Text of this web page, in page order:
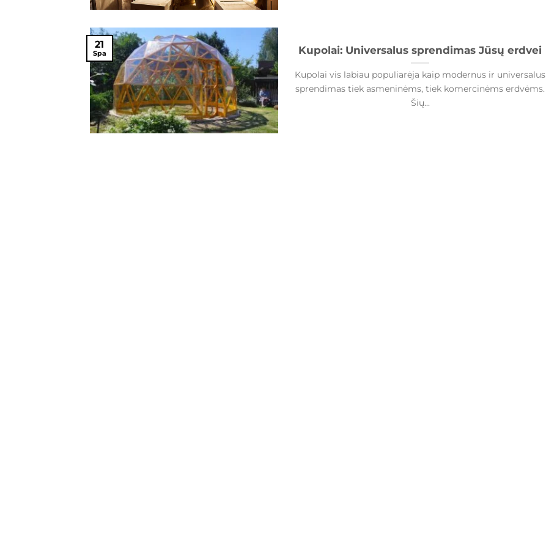
Kupolai: Universalus sprendimas Jūsų erdvei
Kupolai vis labiau populiarėja kaip modernus ir universalus
sprendimas tiek asmeninėms, tiek komercinėms erdvėms.
Šių...
21
Spa